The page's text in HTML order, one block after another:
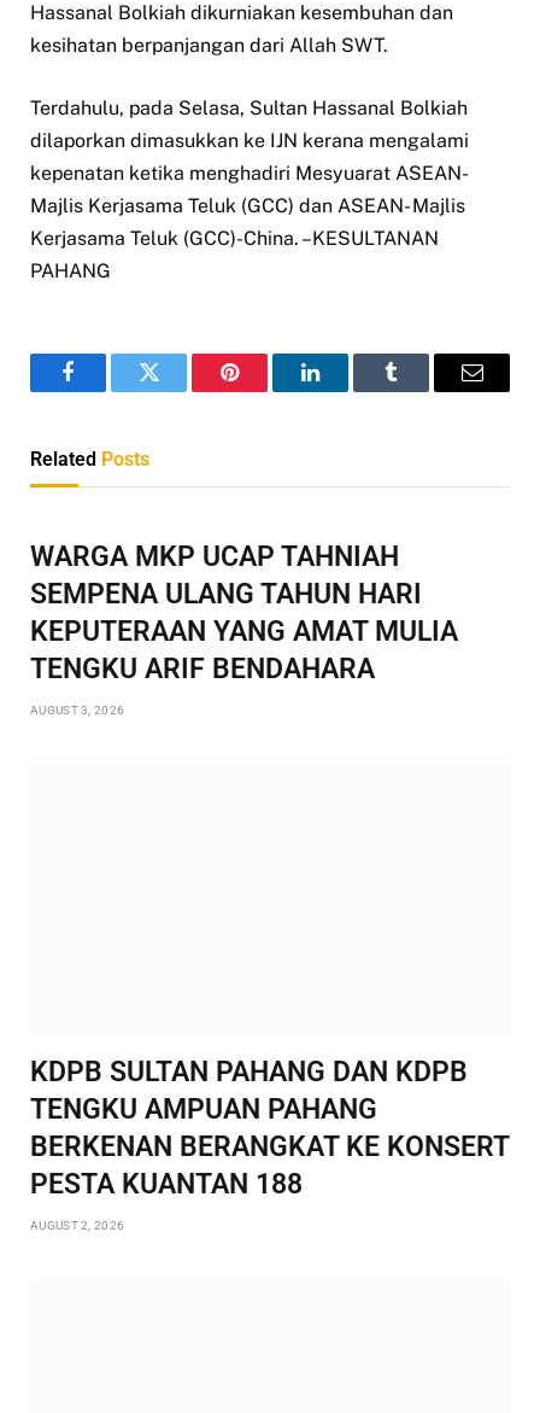
Hassanal Bolkiah dikurniakan kesembuhan dan
kesihatan berpanjangan dari Allah SWT.
Terdahulu, pada Selasa, Sultan Hassanal Bolkiah
dilaporkan dimasukkan ke IJN kerana mengalami
kepenatan ketika menghadiri Mesyuarat ASEAN-
Majlis Kerjasama Teluk (GCC) dan ASEAN- Majlis
Kerjasama Teluk (GCC)-China. –KESULTANAN
PAHANG
FacebookTwitter Pinterest LinkedInTumblr Email
Related Posts
WARGA MKP UCAP TAHNIAH
SEMPENA ULANG TAHUN HARI
KEPUTERAAN YANG AMAT MULIA
TENGKU ARIF BENDAHARA
AUGUST 3, 2026
KDPB SULTAN PAHANG DAN KDPB
TENGKU AMPUAN PAHANG
BERKENAN BERANGKAT KE KONSERT
PESTA KUANTAN 188
AUGUST 2, 2026